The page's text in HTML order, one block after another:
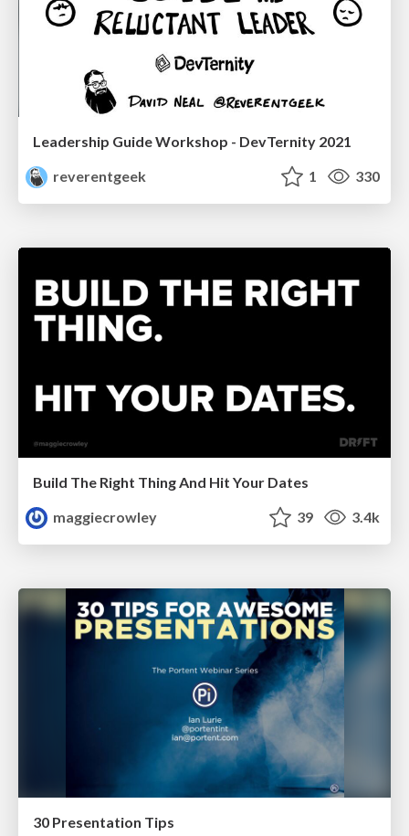
Leadership Guide Workshop - DevTernity 2021
reverentgeek
1 330
Build The Right Thing And Hit Your Dates
maggiecrowley
39 3.4k
30 Presentation Tips